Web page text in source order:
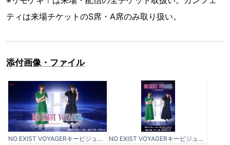
ティは来場チケットのS席・A席のみ取り扱い。
添付画像・ファイル
NO EXIST VOYAGERキービジュアル_横.jpg NO EXIST VOYAGERキービジュアル_縦.png